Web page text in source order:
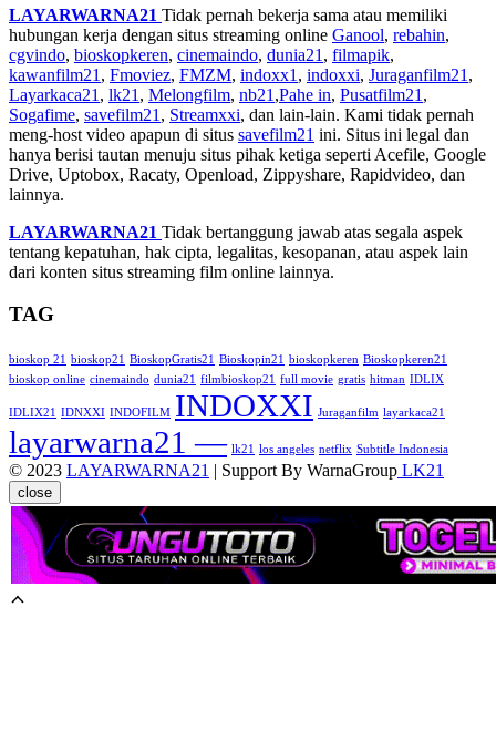
LAYARWARNA21 Tidak pernah bekerja sama atau memiliki
hubungan kerja dengan situs streaming online Ganool, rebahin,
cgvindo, bioskopkeren, cinemaindo, dunia21 , filmapik,
kawanfilm21 , Fmoviez, FMZM, indoxx1 , indoxxi, Juraganfilm21 ,
Layarkaca21 , lk21 , Melongfilm, nb21 ,Pahe in, Pusatfilm21 ,
Sogafime, savefilm21 , Streamxxi, dan lain-lain. Kami tidak pernah
meng-host video apapun di situs savefilm21 ini. Situs ini legal dan
hanya berisi tautan menuju situs pihak ketiga seperti Acefile, Google
Drive, Uptobox, Racaty, Openload, Zippyshare, Rapidvideo, dan
lainnya.
LAYARWARNA21 Tidak bertanggung jawab atas segala aspek
tentang kepatuhan, hak cipta, legalitas, kesopanan, atau aspek lain
dari konten situs streaming film online lainnya.
TAG
bioskop 21 bioskop21 BioskopGratis21 Bioskopin21 bioskopkeren Bioskopkeren21
bioskop online cinemaindo dunia21 filmbioskop21 full movie gratis hitman IDLIX
IDLIX21 IDNXXI INDOFILM INDOXXI Juraganfilm layarkaca21
layarwarna21 — lk21 los angeles netflix Subtitle Indonesia
© 2023 LAYARWARNA21 | Support By WarnaGroup LK21
close